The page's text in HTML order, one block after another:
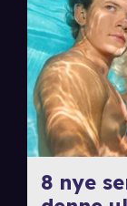
8 nye